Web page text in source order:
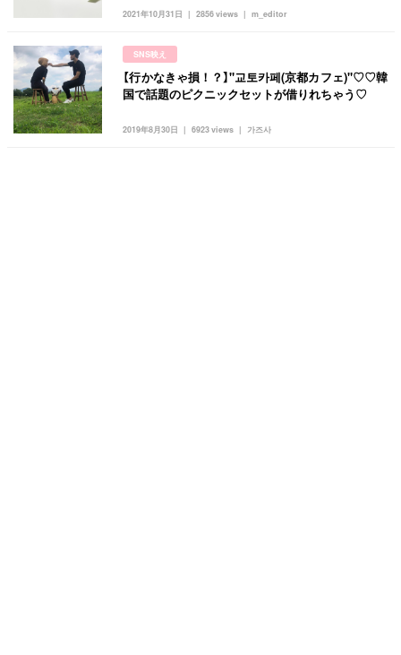
2021年10月31日 m_editor
2856 views
SNS映え
2019年8月30日 가즈사
6923 views
【行かなきゃ損！？】"교토카페(京都カフェ)"♡♡韓
国で話題のピクニックセットが借りれちゃう♡